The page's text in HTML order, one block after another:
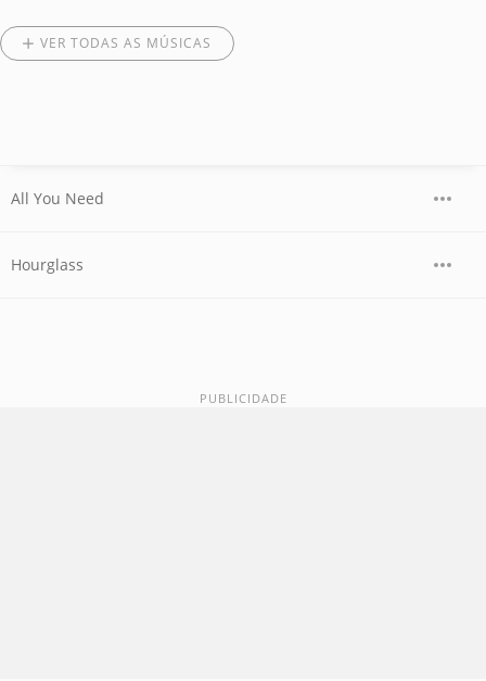
VER TODAS AS MÚSICAS
All You Need
Hourglass